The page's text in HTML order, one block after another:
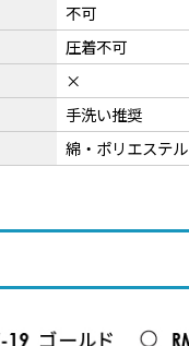
不可
圧着不可
×
手洗い推奨
綿・ポリエステル